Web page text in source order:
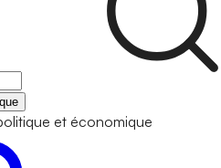
et économique